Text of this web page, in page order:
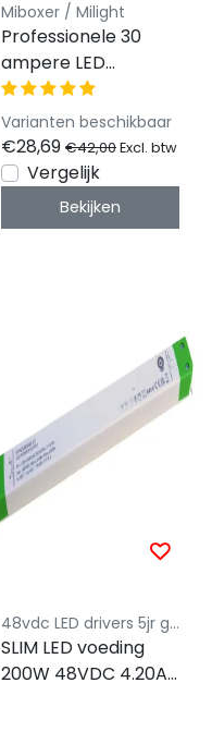
Miboxer / Milight
Professionele 30
ampere LED
controller 5 in 1 -
Single Color/Dual
White/RGB/RGBW/
LED strips 12-24-48v
- HW5
Varianten beschikbaar
€28,69 €42,00Excl. btw
Vergelijk
Bekijken
48vdc LED drivers 5jr garantie
SLIM LED voeding
200W 48VDC 4.20A